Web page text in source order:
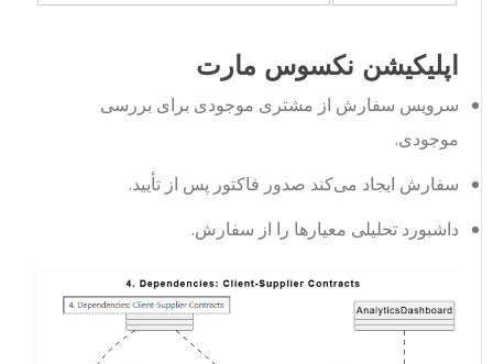
اپلیکیشن نکسوس مارت
سرویس سفارشازمشتری موجودیبرای بررسی
موجودی.
سفارشایجاد می‌کندصدور فاکتورپس از تأیید.
داشبورد تحلیلیمعیارها را ازسفارش.